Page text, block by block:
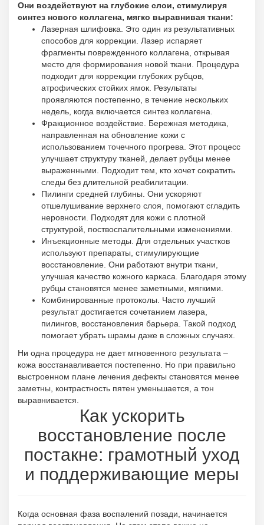
Они воздействуют на глубокие слои, стимулируя
синтез нового коллагена, мягко выравнивая ткани:
Лазерная шлифовка. Это один из результативных
способов для коррекции. Лазер испаряет
фрагменты поврежденного коллагена, открывая
место для формирования новой ткани. Процедура
подходит для коррекции глубоких рубцов,
атрофических стойких ямок. Результаты
проявляются постепенно, в течение нескольких
недель, когда включается синтез коллагена.
Фракционное воздействие. Бережная методика,
направленная на обновление кожи с
использованием точечного прогрева. Этот процесс
улучшает структуру тканей, делает рубцы менее
выраженными. Подходит тем, кто хочет сократить
следы без длительной реабилитации.
Пилинги средней глубины. Они ускоряют
отшелушивание верхнего слоя, помогают сгладить
неровности. Подходят для кожи с плотной
структурой, поствоспалительными изменениями.
Инъекционные методы. Для отдельных участков
используют препараты, стимулирующие
восстановление. Они работают внутри ткани,
улучшая качество кожного каркаса. Благодаря этому
рубцы становятся менее заметными, мягкими.
Комбинированные протоколы. Часто лучший
результат достигается сочетанием лазера,
пилингов, восстановления барьера. Такой подход
помогает убрать шрамы даже в сложных случаях.
Ни одна процедура не дает мгновенного результата –
кожа восстанавливается постепенно. Но при правильно
выстроенном плане лечения дефекты становятся менее
заметны, контрастность пятен уменьшается, а тон
выравнивается.
Как ускорить
восстановление после
постакне: грамотный уход
и поддерживающие меры
Когда основная фаза воспалений позади, начинается